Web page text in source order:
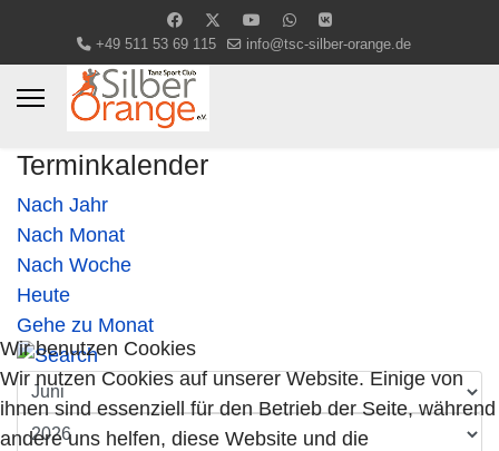
+49 511 53 69 115 info@tsc-silber-orange.de
Terminkalender
Nach Jahr
Nach Monat
Nach Woche
Heute
Gehe zu Monat
Wir benutzen Cookies
Wir nutzen Cookies auf unserer Website. Einige von
ihnen sind essenziell für den Betrieb der Seite, während
andere uns helfen, diese Website und die